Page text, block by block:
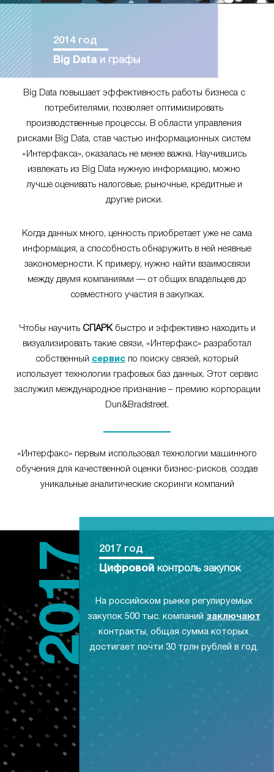
2014 год
Big Dataи графы
Big Data повышает эффективность работы бизнеса с
потребителями, позволяет оптимизировать
производственные процессы. В области управления
рисками Big Data, став частью информационных систем
«Интерфакса», оказалась не менее важна. Научившись
извлекать из Big Data нужную информацию, можно
лучше оценивать налоговые, рыночные, кредитные и
другие риски.
Когда данных много, ценность приобретает уже не сама
информация, а способность обнаружить в ней неявные
закономерности. К примеру, нужно найти взаимосвязи
между двумя компаниями — от общих владельцев до
совместного участия в закупках.
Чтобы научить СПАРКбыстро и эффективно находить и
визуализировать такие связи, «Интерфакс» разработал
собственный сервис по поиску связей, который
использует технологии графовых баз данных. Этот сервис
заслужил международное признание – премию корпорации
Dun&Bradstreet.
«Интерфакс» первым использовал технологии машинного
обучения для качественной оценки бизнес-рисков, создав
уникальные аналитические скоринги компаний
2017 год
Цифровой контроль закупок
На российском рынке регулируемых
закупок 500 тыс. компаний заключают
контракты, общая сумма которых
достигает почти 30 трлн рублей в год.